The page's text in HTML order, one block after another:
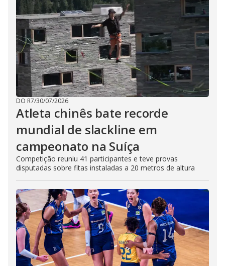
DO R7/30/07/2026
Atleta chinês bate recorde
mundial de slackline em
campeonato na Suíça
Competição reuniu 41 participantes e teve provas
disputadas sobre fitas instaladas a 20 metros de altura